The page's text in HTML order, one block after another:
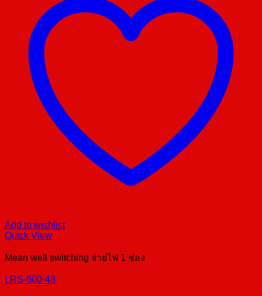
Add to wishlist
Quick View
Mean well switching จ่ายไฟ 1 ช่อง
LRS-600-48